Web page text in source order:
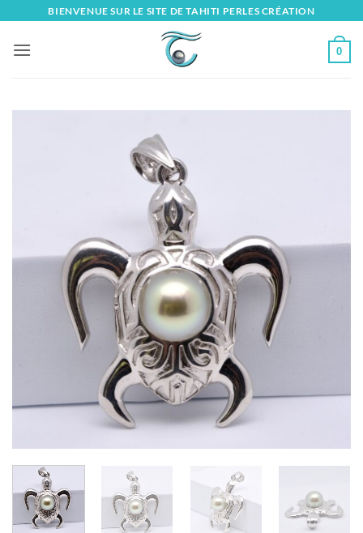
content
BIENVENUE SUR LE SITE DE TAHITI PERLES CRÉATION
0